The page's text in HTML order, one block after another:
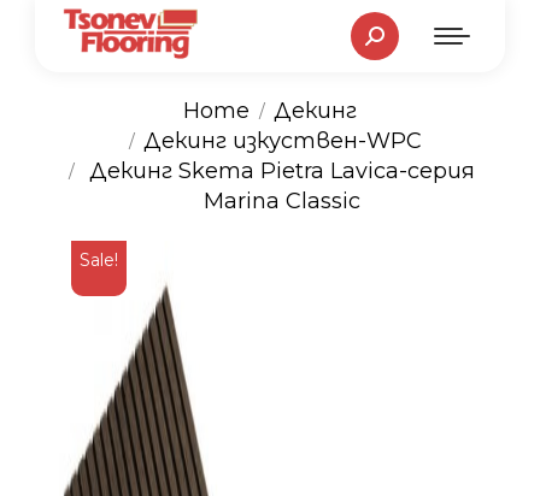
Search:
You are here:
Home
Декинг
Декинг изкуствен-WPC
Декинг Skema Pietra Lavica-серия
Marina Classic
Sale!